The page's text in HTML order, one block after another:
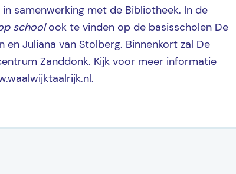
samenwerking met de Bibliotheek. In de
schoolook te vinden op de basisscholen De
en Juliana van Stolberg. Binnenkort zal De
Zanddonk. Kijk voor meer informatie
.